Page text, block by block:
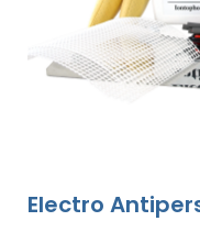
Electro